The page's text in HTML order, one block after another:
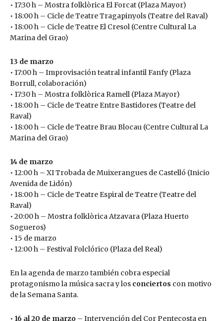
• 17:30 h – Mostra folklòrica El Forcat (Plaza Mayor)
• 18:00 h – Cicle de Teatre Tragapinyols (Teatre del Raval)
• 18:00 h – Cicle de Teatre El Cresol (Centre Cultural La
Marina del Grao)
13 de marzo
• 17:00 h – Improvisación teatral infantil Fanfy (Plaza
Borrull, colaboración)
• 17:30 h – Mostra folklòrica Ramell (Plaza Mayor)
• 18:00 h – Cicle de Teatre Entre Bastidores (Teatre del
Raval)
• 18:00 h – Cicle de Teatre Brau Blocau (Centre Cultural La
Marina del Grao)
14 de marzo
• 12:00 h – XI Trobada de Muixerangues de Castelló (Inicio
Avenida de Lidón)
• 18:00 h – Cicle de Teatre Espiral de Teatre (Teatre del
Raval)
• 20:00 h – Mostra folklòrica Atzavara (Plaza Huerto
Sogueros)
• 15 de marzo
• 12:00 h – Festival Folclórico (Plaza del Real)
En la agenda de marzo también cobra especial
protagonismo la música sacra y los conciertos con motivo
de la Semana Santa.
• 16 al 20 de marzo – Intervención del Cor Pentecosta en